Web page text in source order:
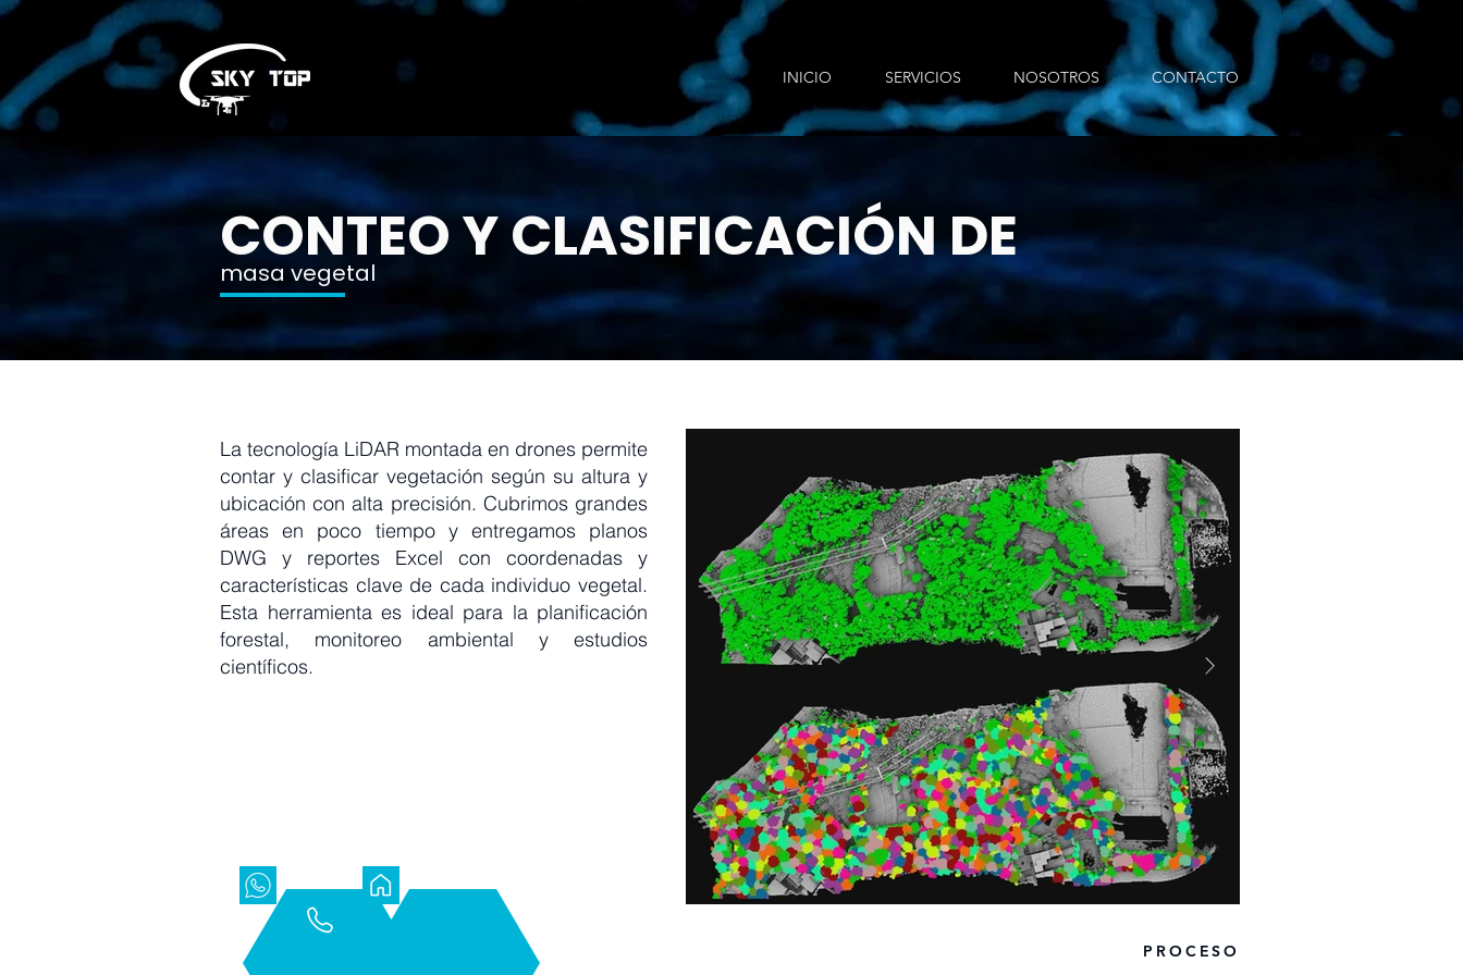
INICIO SERVICIOS NOSOTROS CONTACTO
CONTEO YCLASIFICACIÓN DE
masa vegetal
La tecnología LiDAR montada en drones permite
contar y clasificar vegetación según su altura y
ubicación con alta precisión. Cubrimos grandes
áreas en poco tiempo y entregamos planos
DWG y reportes Excel con coordenadas y
características clave de cada individuo vegetal.
Esta herramienta es ideal para la planificación
forestal, monitoreo ambiental y estudios
científicos.
PROCESO